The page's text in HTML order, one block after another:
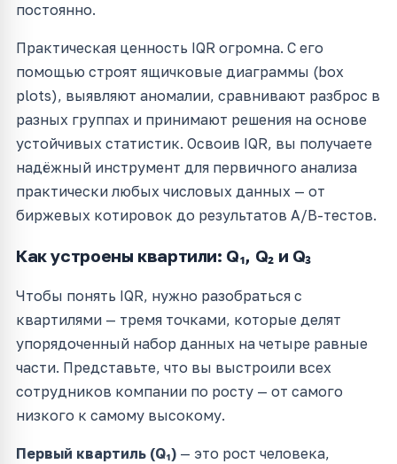
постоянно.
Практическая ценность IQR огромна. С его
помощью строят ящичковые диаграммы (box
plots), выявляют аномалии, сравнивают разброс в
разных группах и принимают решения на основе
устойчивых статистик. Освоив IQR, вы получаете
надёжный инструмент для первичного анализа
практически любых числовых данных — от
биржевых котировок до результатов A/B-тестов.
Как устроены квартили: Q₁, Q₂ и Q₃
Чтобы понять IQR, нужно разобраться с
квартилями — тремя точками, которые делят
упорядоченный набор данных на четыре равные
части. Представьте, что вы выстроили всех
сотрудников компании по росту — от самого
низкого к самому высокому.
Первый квартиль (Q₁) — это рост человека,